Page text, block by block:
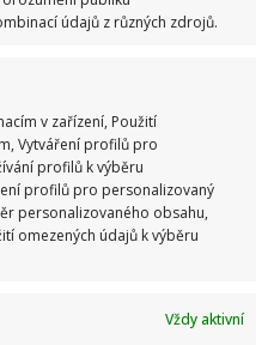
údajů z různých zdrojů.
v zařízení, Použití
Vytváření profilů pro
profilů k výběru
profilů pro personalizovaný
personalizovaného obsahu,
omezených údajů k výběru
Vždy aktivní